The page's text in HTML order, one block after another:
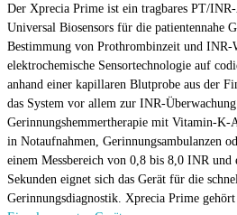
Der Xprecia Prime ist ein tragbares PT/
Universal Biosensors für die patientennahe
Bestimmung von Prothrombinzeit und INR-
elektrochemische Sensortechnologie auf
anhand einer kapillaren Blutprobe aus der
das System vor allem zur INR-
Gerinnungshemmertherapie mit Vitamin-K-
in Notaufnahmen, Gerinnungsambulanzen
einem Messbereich von 0,8 bis 8,0 INR
Sekunden eignet sich das Gerät für die
Gerinnungsdiagnostik. Xprecia Prime